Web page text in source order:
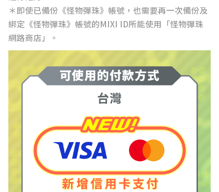
＊即使已備份《怪物彈珠》帳號，也需要再一次備份及
綁定《怪物彈珠》帳號的MIXI ID所能使用「怪物彈珠
網路商店」。